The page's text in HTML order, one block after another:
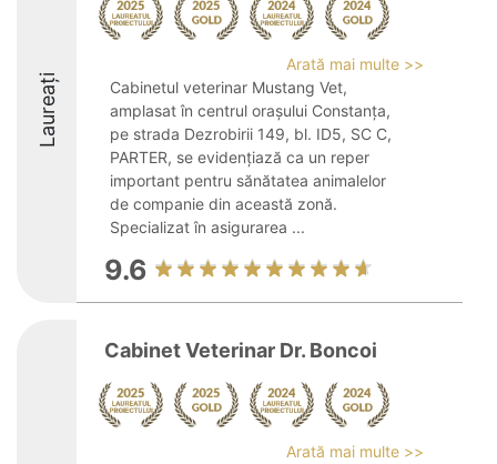
Laureați
Arată mai multe >>
Cabinetul veterinar Mustang Vet,
amplasat în centrul orașului Constanța,
pe strada Dezrobirii 149, bl. ID5, SC C,
PARTER, se evidențiază ca un reper
important pentru sănătatea animalelor
de companie din această zonă.
Specializat în asigurarea ...
9.6
Cabinet Veterinar Dr. Boncoi
Arată mai multe >>